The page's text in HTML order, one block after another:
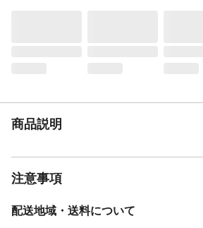
商品説明
注意事項
配送地域・送料について